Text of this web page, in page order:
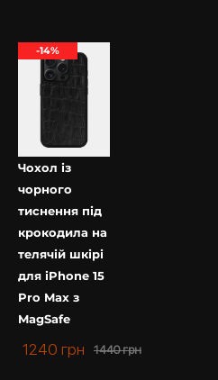
-14%
Чохол із
чорного
тиснення під
крокодила на
телячій шкірі
для iPhone 15
Pro Max з
MagSafe
1440грн
1240 грн